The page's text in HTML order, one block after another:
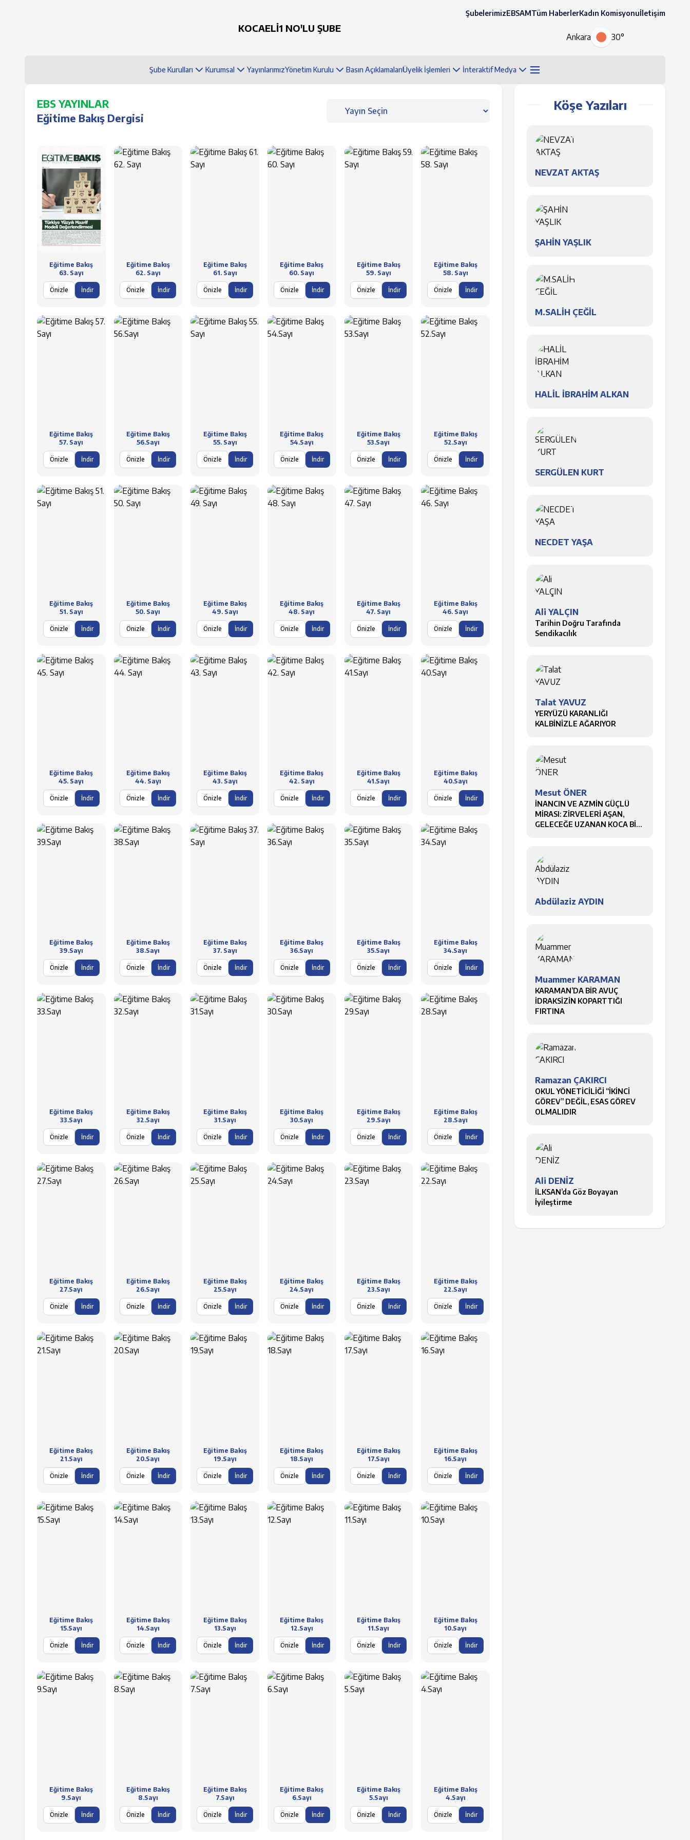
KOCAELİ1 NO'LU ŞUBE
ŞubelerimizEBSAMTüm HaberlerKadın Komisyonuİletişim
Ankara 30°
Şube Kurulları Kurumsal YayınlarımızYönetim Kurulu Basın AçıklamalarıÜyelik İşlemleri İnteraktif Medya
EBS YAYINLAR
Eğitime Bakış Dergisi
Eğitime Bakış
63. Sayı
Önizle İndir
Eğitime Bakış
62. Sayı
Önizle İndir
Eğitime Bakış
61. Sayı
Önizle İndir
Eğitime Bakış
60. Sayı
Önizle İndir
Eğitime Bakış
59. Sayı
Önizle İndir
Eğitime Bakış
58. Sayı
Önizle İndir
Eğitime Bakış
57. Sayı
Önizle İndir
Eğitime Bakış
56.Sayı
Önizle İndir
Eğitime Bakış
55. Sayı
Önizle İndir
Eğitime Bakış
54.Sayı
Önizle İndir
Eğitime Bakış
53.Sayı
Önizle İndir
Eğitime Bakış
52.Sayı
Önizle İndir
Eğitime Bakış
51. Sayı
Önizle İndir
Eğitime Bakış
50. Sayı
Önizle İndir
Eğitime Bakış
49. Sayı
Önizle İndir
Eğitime Bakış
48. Sayı
Önizle İndir
Eğitime Bakış
47. Sayı
Önizle İndir
Eğitime Bakış
46. Sayı
Önizle İndir
Eğitime Bakış
45. Sayı
Önizle İndir
Eğitime Bakış
44. Sayı
Önizle İndir
Eğitime Bakış
43. Sayı
Önizle İndir
Eğitime Bakış
42. Sayı
Önizle İndir
Eğitime Bakış
41.Sayı
Önizle İndir
Eğitime Bakış
40.Sayı
Önizle İndir
Eğitime Bakış
39.Sayı
Önizle İndir
Eğitime Bakış
38.Sayı
Önizle İndir
Eğitime Bakış
37. Sayı
Önizle İndir
Eğitime Bakış
36.Sayı
Önizle İndir
Eğitime Bakış
35.Sayı
Önizle İndir
Eğitime Bakış
34.Sayı
Önizle İndir
Eğitime Bakış
33.Sayı
Önizle İndir
Eğitime Bakış
32.Sayı
Önizle İndir
Eğitime Bakış
31.Sayı
Önizle İndir
Eğitime Bakış
30.Sayı
Önizle İndir
Eğitime Bakış
29.Sayı
Önizle İndir
Eğitime Bakış
28.Sayı
Önizle İndir
Eğitime Bakış
27.Sayı
Önizle İndir
Eğitime Bakış
26.Sayı
Önizle İndir
Eğitime Bakış
25.Sayı
Önizle İndir
Eğitime Bakış
24.Sayı
Önizle İndir
Eğitime Bakış
23.Sayı
Önizle İndir
Eğitime Bakış
22.Sayı
Önizle İndir
Eğitime Bakış
21.Sayı
Önizle İndir
Eğitime Bakış
20.Sayı
Önizle İndir
Eğitime Bakış
19.Sayı
Önizle İndir
Eğitime Bakış
18.Sayı
Önizle İndir
Eğitime Bakış
17.Sayı
Önizle İndir
Eğitime Bakış
16.Sayı
Önizle İndir
Eğitime Bakış
15.Sayı
Önizle İndir
Eğitime Bakış
14.Sayı
Önizle İndir
Eğitime Bakış
13.Sayı
Önizle İndir
Eğitime Bakış
12.Sayı
Önizle İndir
Eğitime Bakış
11.Sayı
Önizle İndir
Eğitime Bakış
10.Sayı
Önizle İndir
Eğitime Bakış
9.Sayı
Önizle İndir
Eğitime Bakış
8.Sayı
Önizle İndir
Eğitime Bakış
7.Sayı
Önizle İndir
Eğitime Bakış
6.Sayı
Önizle İndir
Eğitime Bakış
5.Sayı
Önizle İndir
Eğitime Bakış
4.Sayı
Önizle İndir
Köşe Yazıları
NEVZAT AKTAŞ
ŞAHİN YAŞLIK
M.SALİH ÇEĞİL
HALİL İBRAHİM ALKAN
SERGÜLEN KURT
NECDET YAŞA
Ali YALÇIN
Tarihin Doğru Tarafında
Sendikacılık
Talat YAVUZ
YERYÜZÜ KARANLIĞI
KALBİNİZLE AĞARIYOR
Mesut ÖNER
İNANCIN VE AZMİN GÜÇLÜ
MİRASI: ZİRVELERİ AŞAN,
GELECEĞE UZANAN KOCA BİR
Abdülaziz AYDIN
Muammer KARAMAN
KARAMAN’DA BİR AVUÇ
İDRAKSİZİN KOPARTTIĞI
FIRTINA
Ramazan ÇAKIRCI
OKUL YÖNETİCİLİĞİ “İKİNCİ
GÖREV” DEĞİL, ESAS GÖREV
OLMALIDIR
Ali DENİZ
İLKSAN’da Göz Boyayan
İyileştirme